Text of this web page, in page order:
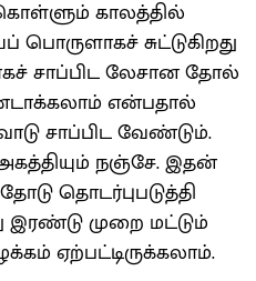
காலத்தில்
சுட்டுகிறது
சாப்பிட லேசான தோல்
என்பதால்
சாப்பிட வேண்டும்.
நஞ்சே. இதன்
தொடர்புபடுத்தி
முறை மட்டும்
ஏற்பட்டிருக்கலாம்.